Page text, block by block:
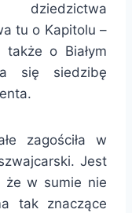
dziedzictwa
tu o Kapitolu –
także o Białym
się siedzibę
zagościła w
Jest
że w sumie nie
tak znaczące